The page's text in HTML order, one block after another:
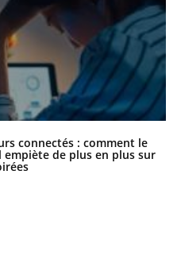
connectés : comment le
empiète de plus en plus sur